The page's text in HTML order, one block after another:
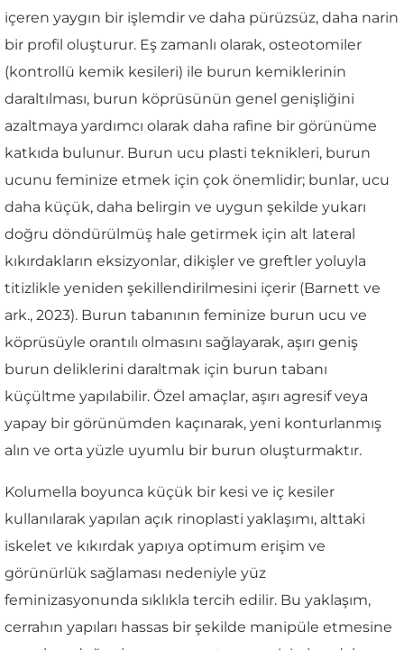
içeren yaygın bir işlemdir ve daha pürüzsüz, daha narin
bir profil oluşturur. Eş zamanlı olarak, osteotomiler
(kontrollü kemik kesileri) ile burun kemiklerinin
daraltılması, burun köprüsünün genel genişliğini
azaltmaya yardımcı olarak daha rafine bir görünüme
katkıda bulunur. Burun ucu plasti teknikleri, burun
ucunu feminize etmek için çok önemlidir; bunlar, ucu
daha küçük, daha belirgin ve uygun şekilde yukarı
doğru döndürülmüş hale getirmek için alt lateral
kıkırdakların eksizyonlar, dikişler ve greftler yoluyla
titizlikle yeniden şekillendirilmesini içerir (Barnett ve
ark., 2023). Burun tabanının feminize burun ucu ve
köprüsüyle orantılı olmasını sağlayarak, aşırı geniş
burun deliklerini daraltmak için burun tabanı
küçültme yapılabilir. Özel amaçlar, aşırı agresif veya
yapay bir görünümden kaçınarak, yeni konturlanmış
alın ve orta yüzle uyumlu bir burun oluşturmaktır.
Kolumella boyunca küçük bir kesi ve iç kesiler
kullanılarak yapılan açık rinoplasti yaklaşımı, alttaki
iskelet ve kıkırdak yapıya optimum erişim ve
görünürlük sağlaması nedeniyle yüz
feminizasyonunda sıklıkla tercih edilir. Bu yaklaşım,
cerrahın yapıları hassas bir şekilde manipüle etmesine